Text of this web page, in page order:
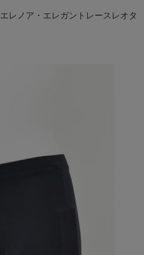
エレノア・エレガントレースレオタ